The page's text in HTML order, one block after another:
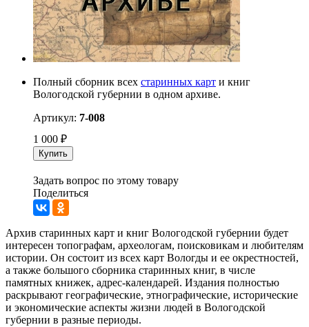
Полный сборник всех старинных карт и книг
Вологодской губернии в одном архиве.
Артикул: 7-008
1 000 ₽
Купить
Задать вопрос по этому товару
Поделиться
Архив старинных карт и книг Вологодской губернии будет
интересен топографам, археологам, поисковикам и любителям
истории. Он состоит из всех карт Вологды и ее окрестностей,
а также большого сборника старинных книг, в числе
памятных книжек, адрес-календарей. Издания полностью
раскрывают географические, этнографические, исторические
и экономические аспекты жизни людей в Вологодской
губернии в разные периоды.